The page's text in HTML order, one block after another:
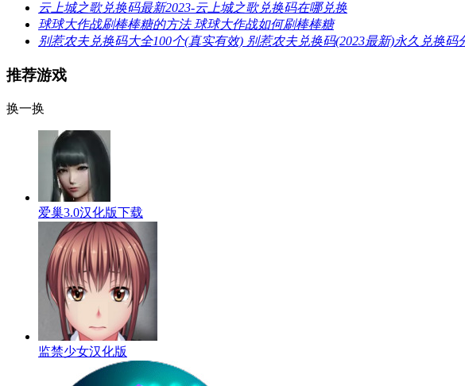
云上城之歌兑换码最新2023-云上城之歌兑换码在哪兑换
球球大作战刷棒棒糖的方法 球球大作战如何刷棒棒糖
别惹农夫兑换码大全100个(真实有效) 别惹农夫兑换码(2023最新)永久兑换码
推荐游戏
换一换
爱巢3.0汉化版下载
监禁少女汉化版